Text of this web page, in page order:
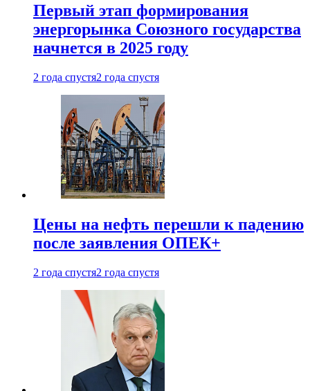
Первый этап формирования
энергорынка Союзного государства
начнется в 2025 году
2 года спустя2 года спустя
Цены на нефть перешли к падению
после заявления ОПЕК+
2 года спустя2 года спустя